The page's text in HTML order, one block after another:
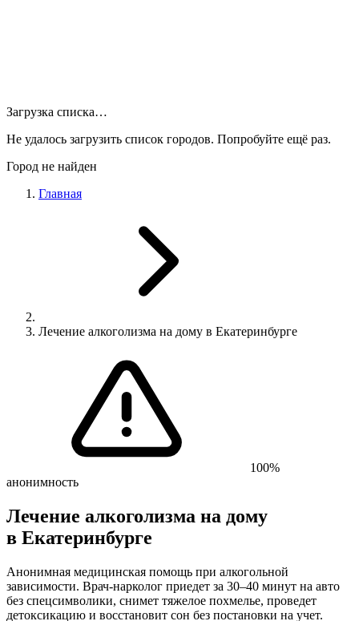
Загрузка списка…
Не удалось загрузить список городов. Попробуйте ещё раз.
Город не найден
Главная
Лечение алкоголизма на дому в Екатеринбурге
100%
анонимность
Лечение алкоголизма на дому
в Екатеринбурге
Анонимная медицинская помощь при алкогольной
зависимости. Врач-нарколог приедет за 30–40 минут на авто
без спецсимволики, снимет тяжелое похмелье, проведет
детоксикацию и восстановит сон без постановки на учет.